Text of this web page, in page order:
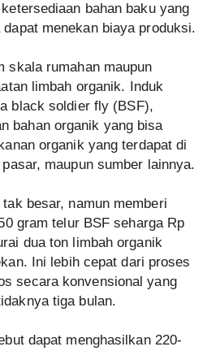
bahan baku yang
menekan biaya produksi.
skala rumahan maupun
limbah organik. Induk
black soldier fly (BSF),
bahan organik yang bisa
organik yang terdapat di
maupun sumber lainnya.
besar, namun memberi
gram telur BSF seharga Rp
dua ton limbah organik
Ini lebih cepat dari proses
secara konvensional yang
tiga bulan.
dapat menghasilkan 220-